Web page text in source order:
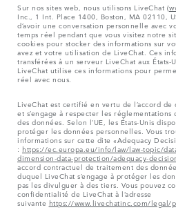
Sur nos sites web, nous utilisons LiveChat (
Inc., 1 Int. Place 1400, Boston, MA 02110,
d’avoir une conversation personnelle avec
temps réel pendant que vous visitez notre
cookies pour stocker des informations sur
avez et votre utilisation de LiveChat. Ces
transférées à un serveur LiveChat aux États-
LiveChat utilise ces informations pour
réel avec nous.
LiveChat est certifié en vertu de l’accord
et s’engage à respecter les
des données. Selon l’UE, les États-Unis
protéger les données personnelles. Vous
informations sur cette dite «Adequacy
: https://ec.europa.eu/info/law/law-topic/
dimension-data-protection/adequacy-
accord contractuel de traitement des
duquel LiveChat s’engage à protéger les
pas les divulguer à des tiers. Vous pouvez
confidentialité de LiveChat à l’adresse
suivante https://www.livechatinc.com/legal/